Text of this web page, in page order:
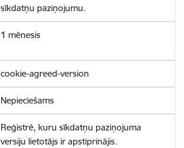
sīkdatņu paziņojumu.
1 mēnesis
cookie-agreed-version
Nepieciešams
Reģistrē, kuru sīkdatņu paziņojuma
versiju lietotājs ir apstiprinājis.